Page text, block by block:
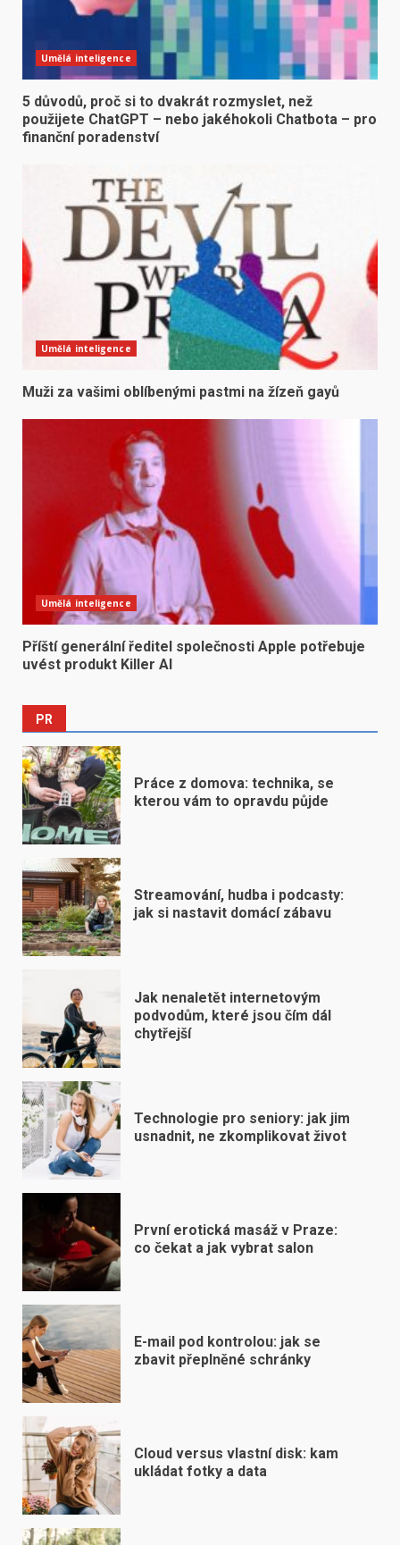
Umělá inteligence
5 důvodů, proč si to dvakrát rozmyslet, než
použijete ChatGPT – nebo jakéhokoli Chatbota – pro
finanční poradenství
Umělá inteligence
Muži za vašimi oblíbenými pastmi na žízeň gayů
Umělá inteligence
Příští generální ředitel společnosti Apple potřebuje
uvést produkt Killer AI
PR
Práce z domova: technika, se
kterou vám to opravdu půjde
Streamování, hudba i podcasty:
jak si nastavit domácí zábavu
Jak nenaletět internetovým
podvodům, které jsou čím dál
chytřejší
Technologie pro seniory: jak jim
usnadnit, ne zkomplikovat život
První erotická masáž v Praze:
co čekat a jak vybrat salon
E-mail pod kontrolou: jak se
zbavit přeplněné schránky
Cloud versus vlastní disk: kam
ukládat fotky a data